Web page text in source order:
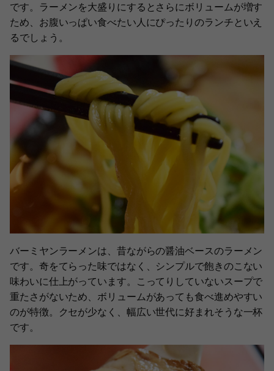
です。ラーメンを大盛りにするとさらにボリュームが増す
ため、お腹いっぱい食べたい人にぴったりのランチといえ
るでしょう。
バーミヤンラーメンは、昔ながらの醤油ベースのラーメン
です。奇をてらった味ではなく、シンプルで飽きのこない
味わいに仕上がっています。こってりしていないスープで
重たさがないため、ボリュームがあっても食べ進めやすい
のが特徴。クセが少なく、幅広い世代に好まれそうな一杯
です。